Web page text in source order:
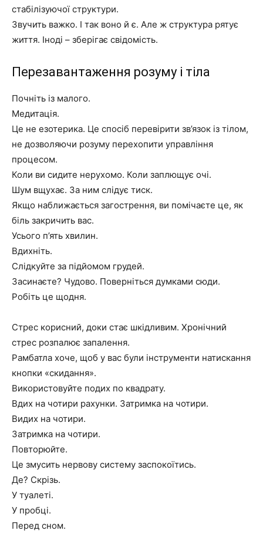
стабілізуючої структури.
Звучить важко. І так воно й є. Але ж структура рятує
життя. Іноді – зберігає свідомість.
Перезавантаження розуму і тіла
Почніть із малого.
Медитація.
Це не езотерика. Це спосіб перевірити зв’язок із тілом,
не дозволяючи розуму перехопити управління
процесом.
Коли ви сидите нерухомо. Коли заплющує очі.
Шум вщухає. За ним слідує тиск.
Якщо наближається загострення, ви помічаєте це, як
біль закричить вас.
Усього п’ять хвилин.
Вдихніть.
Слідкуйте за підйомом грудей.
Засинаєте? Чудово. Поверніться думками сюди.
Робіть це щодня.
Стрес корисний, доки стає шкідливим. Хронічний
стрес розпалює запалення.
Рамбатла хоче, щоб у вас були інструменти натискання
кнопки «скидання».
Використовуйте подих по квадрату.
Вдих на чотири рахунки. Затримка на чотири.
Видих на чотири.
Затримка на чотири.
Повторюйте.
Це змусить нервову систему заспокоїтись.
Де? Скрізь.
У туалеті.
У пробці.
Перед сном.